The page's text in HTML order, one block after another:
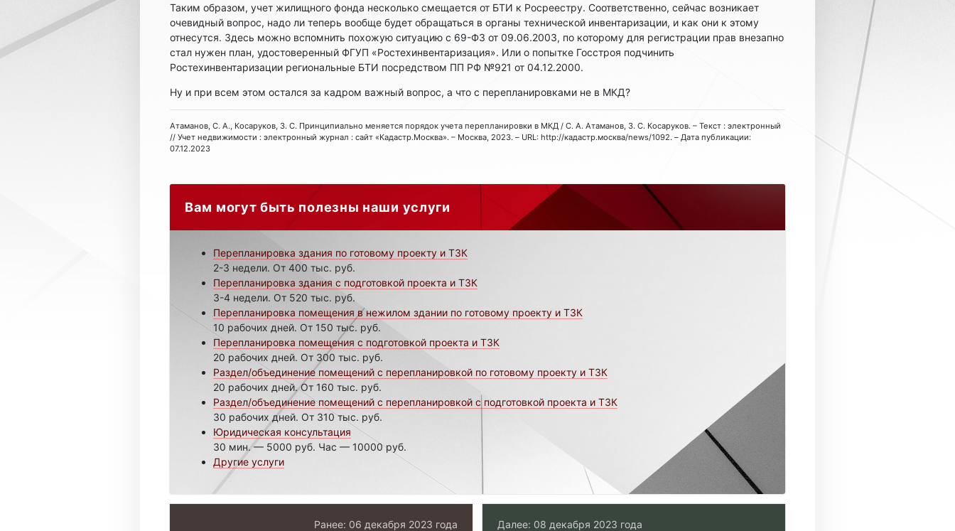
Таким образом, учет жилищного фонда несколько смещается от БТИ к Росреестру. Соответственно, сейчас возникает
очевидный вопрос, надо ли теперь вообще будет обращаться в органы технической инвентаризации, и как они к этому
отнесутся. Здесь можно вспомнить похожую ситуацию с 69-ФЗ от 09.06.2003, по которому для регистрации прав внезапно
стал нужен план, удостоверенный ФГУП «Ростехинвентаризация». Или о попытке Госстроя подчинить
Ростехинвентаризации региональные БТИ посредством ПП РФ №921 от 04.12.2000.
Ну и при всем этом остался за кадром важный вопрос, а что с перепланировками не в МКД?
Атаманов, С. А., Косаруков, З. С. Принципиально меняется порядок учета перепланировки в МКД / С. А. Атаманов, З. С. Косаруков. – Текст : электронный
// Учет недвижимости : электронный журнал : сайт «Кадастр.Москва». – Москва, 2023. – URL: http://кадастр.москва/news/1092. – Дата публикации:
07.12.2023
Вам могут быть полезны наши услуги
Перепланировка здания по готовому проекту и ТЗК
2-3 недели. От 400 тыс. руб.
Перепланировка здания с подготовкой проекта и ТЗК
3-4 недели. От 520 тыс. руб.
Перепланировка помещения в нежилом здании по готовому проекту и ТЗК
10 рабочих дней. От 150 тыс. руб.
Перепланировка помещения с подготовкой проекта и ТЗК
20 рабочих дней. От 300 тыс. руб.
Раздел/объединение помещений с перепланировкой по готовому проекту и ТЗК
20 рабочих дней. От 160 тыс. руб.
Раздел/объединение помещений с перепланировкой с подготовкой проекта и ТЗК
30 рабочих дней. От 310 тыс. руб.
Юридическая консультация
30 мин. — 5000 руб. Час — 10000 руб.
Другие услуги
Ранее: 06 декабря 2023 года Далее: 08 декабря 2023 года